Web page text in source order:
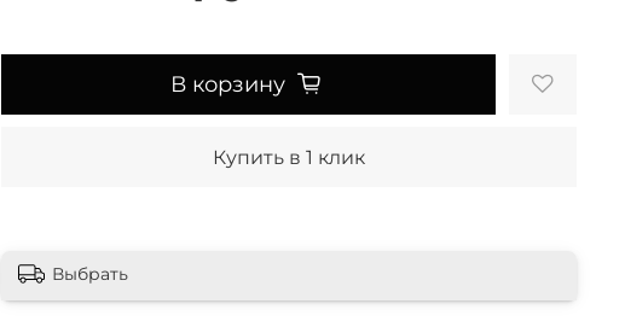
В корзину
Купить в 1 клик
Выбрать